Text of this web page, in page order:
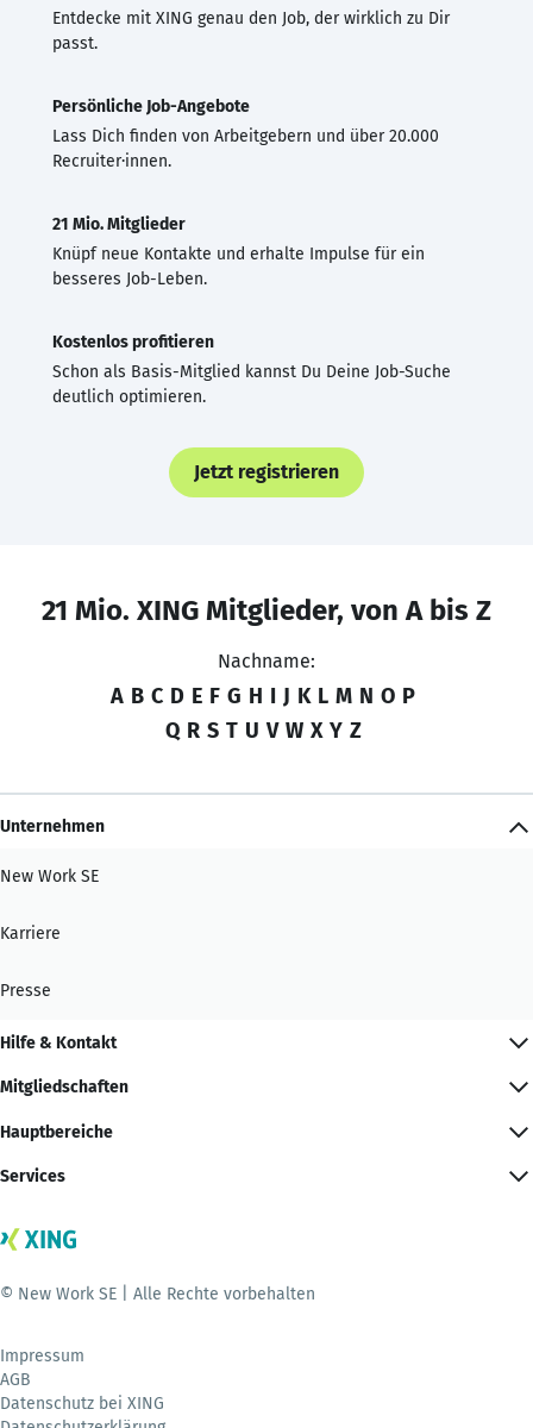
Entdecke mit XING genau den Job, der wirklich zu Dir
passt.
Persönliche Job-Angebote
Lass Dich finden von Arbeitgebern und über 20.000
Recruiter·innen.
21 Mio. Mitglieder
Knüpf neue Kontakte und erhalte Impulse für ein
besseres Job-Leben.
Kostenlos profitieren
Schon als Basis-Mitglied kannst Du Deine Job-Suche
deutlich optimieren.
Jetzt registrieren
21 Mio. XING Mitglieder, von A bis Z
Nachname:
A B C D E F G H I J K L M N O P
Q R S T U V W X Y Z
Unternehmen
New Work SE
Karriere
Presse
Hilfe & Kontakt
Mitgliedschaften
Hauptbereiche
Services
© New Work SE | Alle Rechte vorbehalten
Impressum
AGB
Datenschutz bei XING